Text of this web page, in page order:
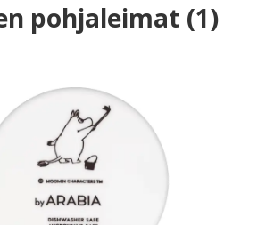
pohjaleimat (1)